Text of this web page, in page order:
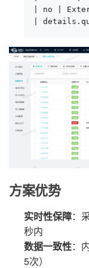
| no |
|
方案优势
实时性保障：
秒内
数据一致性：
5次）